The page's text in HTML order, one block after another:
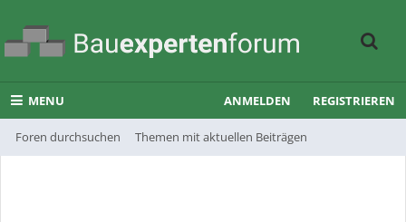
MENU
Foren durchsuchen Themen mit aktuellen Beiträgen
ANMELDEN REGISTRIEREN